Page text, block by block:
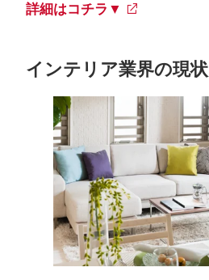
詳細はコチラ▼
インテリア業界の現状